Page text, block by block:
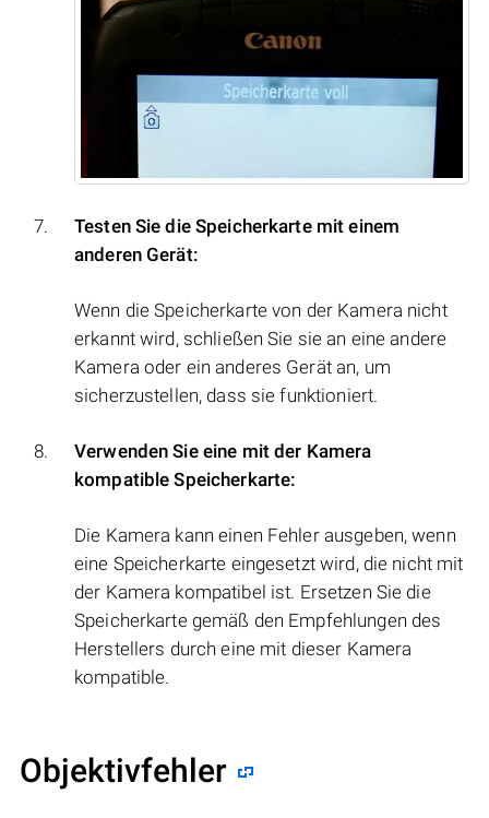
Testen Sie die Speicherkarte mit einem
anderen Gerät:
Wenn die Speicherkarte von der Kamera nicht
erkannt wird, schließen Sie sie an eine andere
Kamera oder ein anderes Gerät an, um
sicherzustellen, dass sie funktioniert.
Verwenden Sie eine mit der Kamera
kompatible Speicherkarte:
Die Kamera kann einen Fehler ausgeben, wenn
eine Speicherkarte eingesetzt wird, die nicht mit
der Kamera kompatibel ist. Ersetzen Sie die
Speicherkarte gemäß den Empfehlungen des
Herstellers durch eine mit dieser Kamera
kompatible.
Objektivfehler